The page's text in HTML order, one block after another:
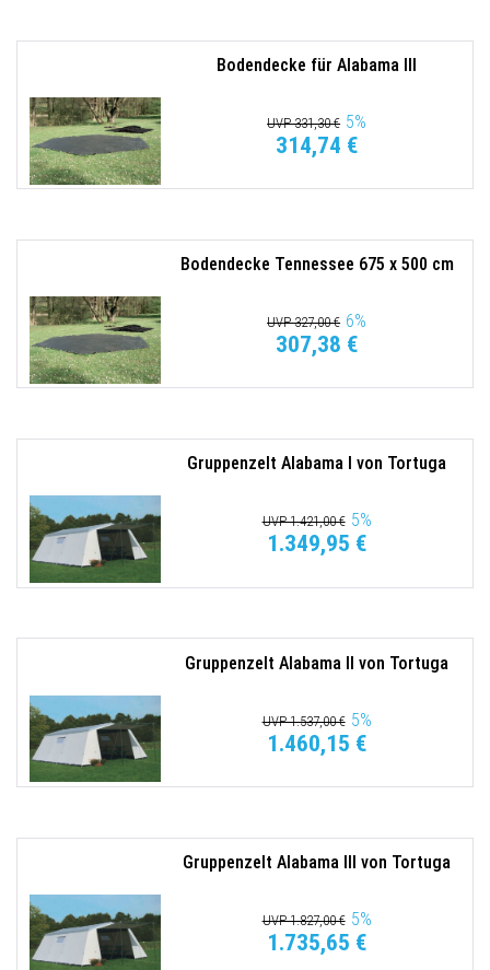
Bodendecke für Alabama III
UVP 331,30 € 5%
314,74 €
Bodendecke Tennessee 675 x 500 cm
UVP 327,00 € 6%
307,38 €
Gruppenzelt Alabama I von Tortuga
UVP 1.421,00 € 5%
1.349,95 €
Gruppenzelt Alabama II von Tortuga
UVP 1.537,00 € 5%
1.460,15 €
Gruppenzelt Alabama III von Tortuga
UVP 1.827,00 € 5%
1.735,65 €